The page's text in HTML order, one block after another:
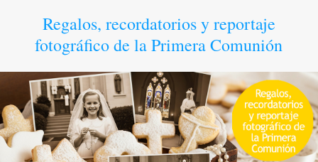
Regalos, recordatorios y reportaje
fotográfico de la Primera Comunión